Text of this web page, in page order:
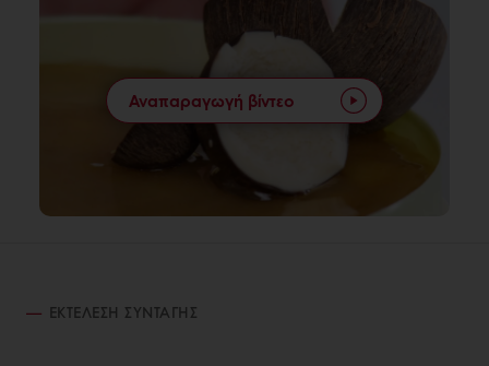
Αναπαραγωγή βίντεο
ΕΚΤΈΛΕΣΗ ΣΥΝΤΑΓΉΣ